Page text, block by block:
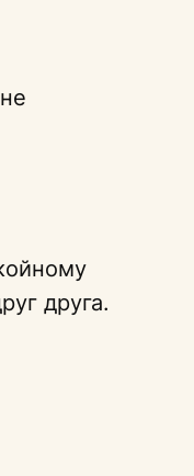
друга.